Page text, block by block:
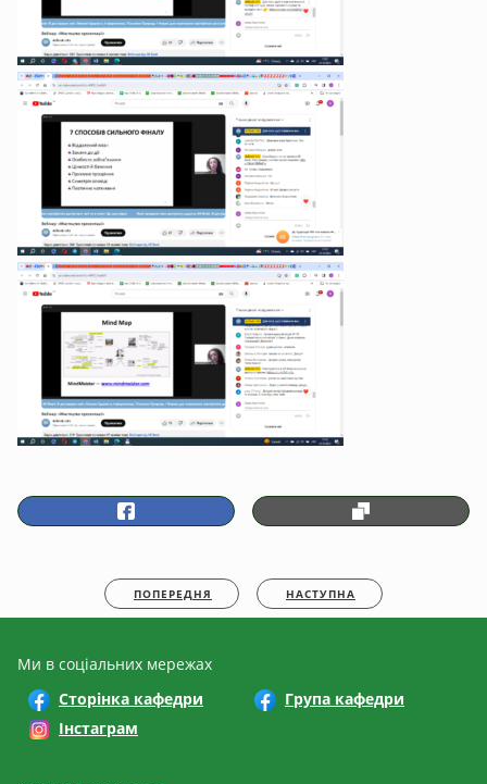
ПОПЕРЕДНЯ НАСТУПНА
Ми в соціальних мережах
Сторінка кафедри
Група кафедри
Інстаграм